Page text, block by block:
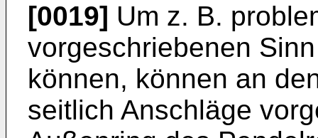
[0019] Um z. B.
vorgeschriebenen
können, können an
seitlich Anschläge